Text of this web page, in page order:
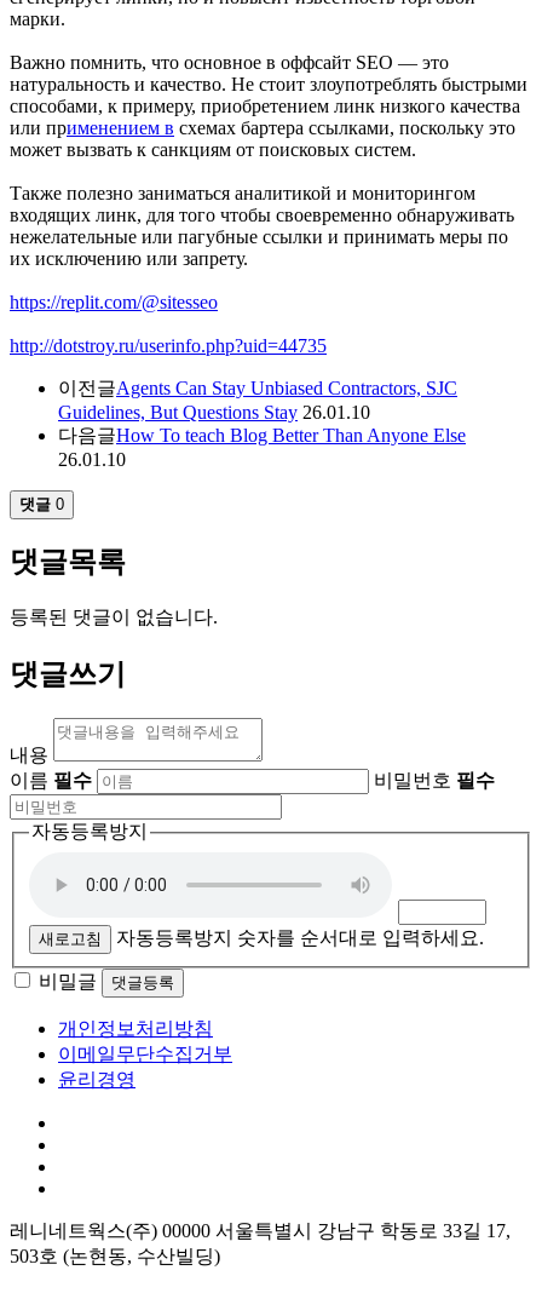
марки.
Важно помнить, что основное в оффсайт SEO — это
натуральность и качество. Не стоит злоупотреблять быстрыми
способами, к примеру, приобретением линк низкого качества
или применением в схемах бартера ссылками, поскольку это
может вызвать к санкциям от поисковых систем.
Также полезно заниматься аналитикой и мониторингом
входящих линк, для того чтобы своевременно обнаруживать
нежелательные или пагубные ссылки и принимать меры по
их исключению или запрету.
https://replit.com/@sitesseo
http://dotstroy.ru/userinfo.php?uid=44735
이전글Agents Can Stay Unbiased Contractors, SJC
Guidelines, But Questions Stay 26.01.10
다음글How To teach Blog Better Than Anyone Else
26.01.10
댓글 0
댓글목록
등록된 댓글이 없습니다.
댓글쓰기
내용
이름 필수 비밀번호 필수
자동등록방지
새로고침 자동등록방지 숫자를 순서대로 입력하세요.
비밀글 댓글등록
개인정보처리방침
이메일무단수집거부
윤리경영
레니네트웍스(주) 00000 서울특별시 강남구 학동로 33길 17,
503호 (논현동, 수산빌딩)